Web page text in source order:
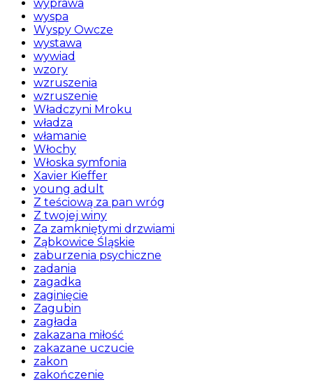
wyprawa
wyspa
Wyspy Owcze
wystawa
wywiad
wzory
wzruszenia
wzruszenie
Władczyni Mroku
władza
włamanie
Włochy
Włoska symfonia
Xavier Kieffer
young adult
Z teściową za pan wróg
Z twojej winy
Za zamkniętymi drzwiami
Ząbkowice Śląskie
zaburzenia psychiczne
zadania
zagadka
zaginięcie
Zagubin
zagłada
zakazana miłość
zakazane uczucie
zakon
zakończenie